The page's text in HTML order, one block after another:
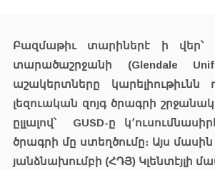
Բազմաթիւ տարիներէ ի վեր՝
տարածաշրջանի (Glendale
աշակերտները կարելիութիւնն
լեզուական զոյգ ծրագրի
ըլլալով՝ GUSD-ը
ծրագրի մը ստեղծումը։ Այս
յանձնախումբի (ՀԴՅ) Կլենտէյլի